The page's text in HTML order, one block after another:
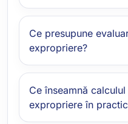
Ce presupune
expropriere?
Ce înseamnă
expropriere în